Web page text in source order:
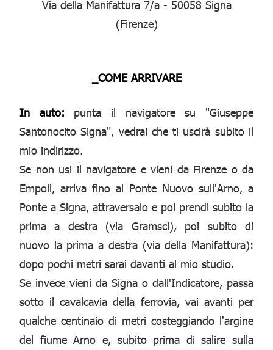
Via della Manifattura 7/a - 50058 Signa
(Firenze)
_COME ARRIVARE
In auto: punta il navigatore su "Giuseppe
Santonocito Signa", vedrai che ti uscirà subito il
mio indirizzo.
Se non usi il navigatore e vieni da Firenze o da
Empoli, arriva fino al Ponte Nuovo sull'Arno, a
Ponte a Signa, attraversalo e poi prendi subito la
prima a destra (via Gramsci), poi subito di
nuovo la prima a destra (via della Manifattura):
dopo pochi metri sarai davanti al mio studio.
Se invece vieni da Signa o dall'Indicatore, passa
sotto il cavalcavia della ferrovia, vai avanti per
qualche centinaio di metri costeggiando l'argine
del fiume Arno e, subito prima di salire sulla